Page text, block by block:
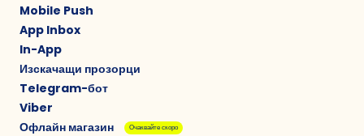
Mobile Push
App Inbox
In-App
Изскачащи прозорци
Telegram-бот
Viber
Офлайн магазин
Очаквайте скоро